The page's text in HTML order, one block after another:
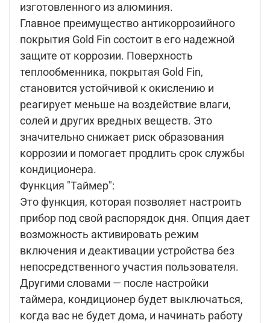
изготовленного из алюминия.
Главное преимущество антикоррозийного
покрытия Gold Fin состоит в его надежной
защите от коррозии. Поверхность
теплообменника, покрытая Gold Fin,
становится устойчивой к окислению и
реагирует меньше на воздействие влаги,
солей и других вредных веществ. Это
значительно снижает риск образования
коррозии и помогает продлить срок службы
кондиционера.
Функция "Таймер":
Это функция, которая позволяет настроить
прибор под свой распорядок дня. Опция дает
возможность активировать режим
включения и деактивации устройства без
непосредственного участия пользователя.
Другими словами — после настройки
таймера, кондиционер будет выключаться,
когда вас не будет дома, и начинать работу